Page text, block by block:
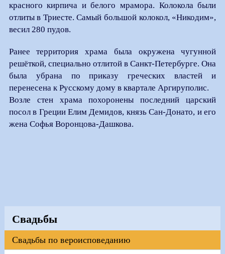
красного кирпича и белого мрамора. Колокола были
отлиты в Триесте. Самый большой колокол, «Никодим»,
весил 280 пудов.
Ранее территория храма была окружена чугунной
решёткой, специально отлитой в Санкт-Петербурге. Она
была убрана по приказу греческих властей и
перенесена к Русскому дому в квартале Аргируполис.
Возле стен храма похоронены последний царский
посол в Греции Елим Демидов, князь Сан-Донато, и его
жена Софья Воронцова-Дашкова.
Свадьбы
Свадьбы по вероисповеданию